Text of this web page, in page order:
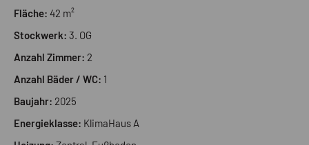
verfügt über ein helles Wohnzimmer, das direkt in die offene
bietet. Das gemütliche Schlafzimmer bietet Raum für Ruhe
und Entspannung. Ein modernes Badezimmer mit
gelangen Sie auf die Terrasse, die zu entspannten Stunden im
Freien einlädt. Die Wohnung wird mit hochwertigen
moderne Fliesen. Sie bietet eine Fußbodenheizung und die
Fläche: 42 m²
Stockwerk: 3. OG
Anzahl Zimmer: 2
Anzahl Bäder / WC: 1
Baujahr: 2025
Energieklasse: KlimaHaus A